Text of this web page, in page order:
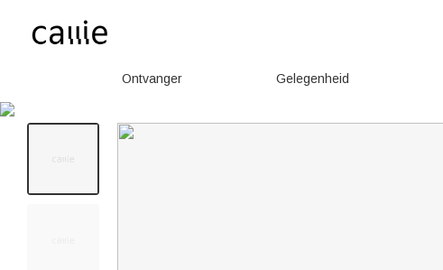
Ontvanger Gelegenheid